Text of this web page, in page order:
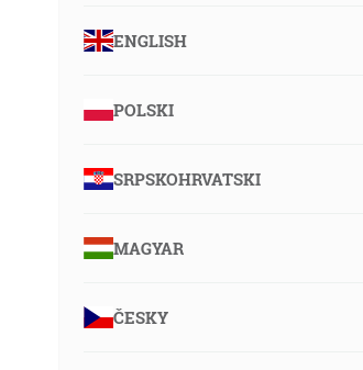
ENGLISH
POLSKI
SRPSKOHRVATSKI
MAGYAR
ČESKY